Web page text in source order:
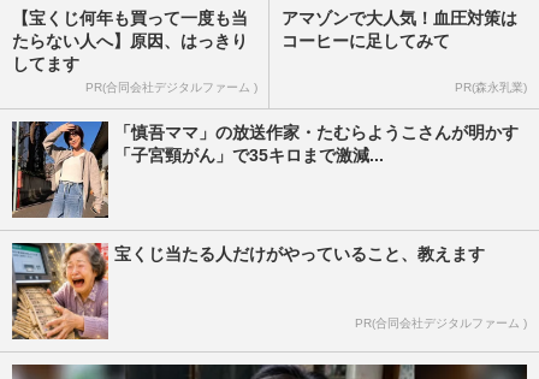
【宝くじ何年も買って一度も当
たらない人へ】原因、はっきり
してます
PR(合同会社デジタルファーム )
アマゾンで大人気！血圧対策は
コーヒーに足してみて
PR(森永乳業)
「慎吾ママ」の放送作家・たむらようこさんが明かす
「子宮頸がん」で35キロまで激減...
宝くじ当たる人だけがやっていること、教えます
PR(合同会社デジタルファーム )